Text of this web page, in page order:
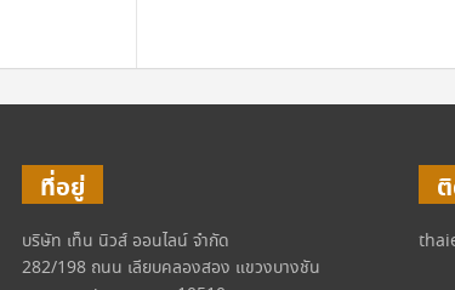
ที่อยู่
บริษัท เท็น นิวส์ ออนไลน์ จำกัด
282/198 ถนน เลียบคลองสอง แขวงบางชัน